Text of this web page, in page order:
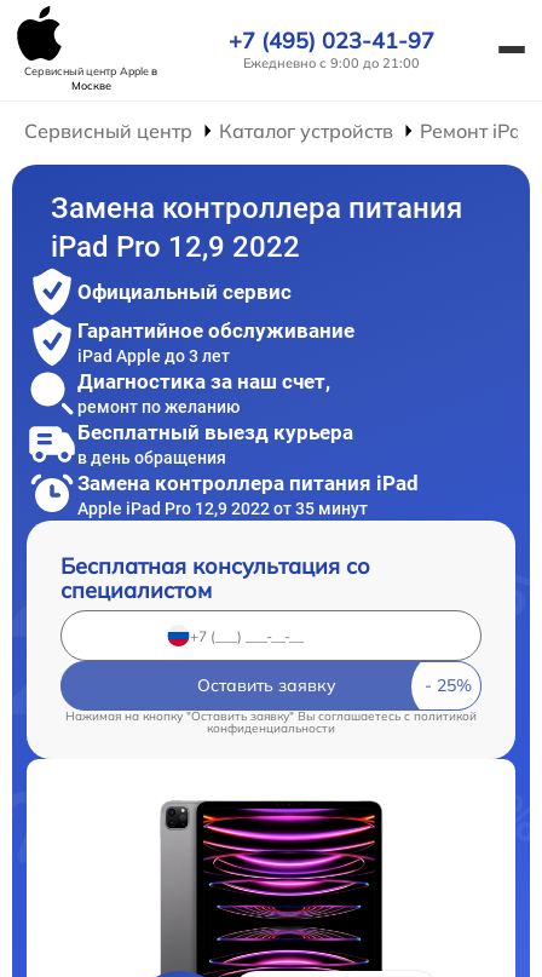
Сервисный центр Appleв
Москве
+7 (495) 023-41-97
Ежедневно с 9:00 до 21:00
Сервисный центр Каталог устройств Ремонт iPad
Замена контроллера питания
iPad Pro 12,9 2022
Официальный сервис
Гарантийное обслуживание
iPad Apple до 3 лет
Диагностика за наш счет,
ремонт по желанию
Бесплатный выезд курьера
в день обращения
Замена контроллера питания iPad
Apple iPad Pro 12,9 2022 от 35 минут
Бесплатная консультация со
специалистом
Оставить заявку
Нажимая на кнопку "Оставить заявку" Вы соглашаетесь cполитикой
конфиденциальности